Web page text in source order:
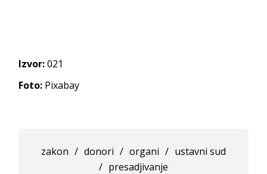
Izvor:021
Foto: Pixabay
zakon / donori / organi / ustavni sud
/ presadjivanje